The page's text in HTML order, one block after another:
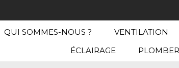
QUI SOMMES-NOUS ?
VENTILATION
ÉCLAIRAGE